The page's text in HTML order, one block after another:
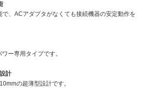
、ACアダプタがなくても接続機器の安定動作を
ー専用タイプです。
計
の超薄型設計です。